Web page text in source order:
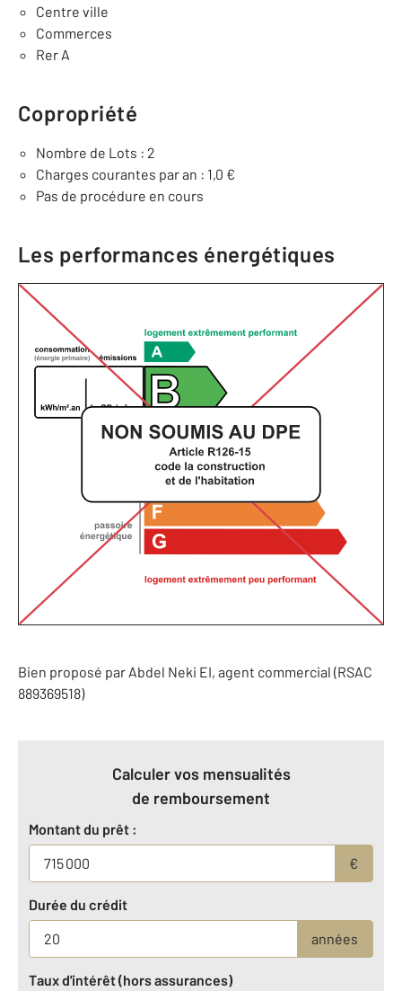
Centre ville
Commerces
Rer A
Copropriété
Nombre de Lots : 2
Charges courantes par an : 1,0 €
Pas de procédure en cours
Les performances énergétiques
Bien proposé par Abdel Neki EI, agent commercial (RSAC
889369518)
Calculer vos mensualités
de remboursement
Montant du prêt :
€
Durée du crédit
années
Taux d'intérêt (hors assurances)